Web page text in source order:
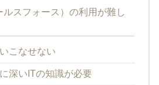
ルスフォース）の利用が難し
こなせない
深いITの知識が必要